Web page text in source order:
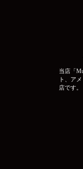
当店「
ト、ア
店です。